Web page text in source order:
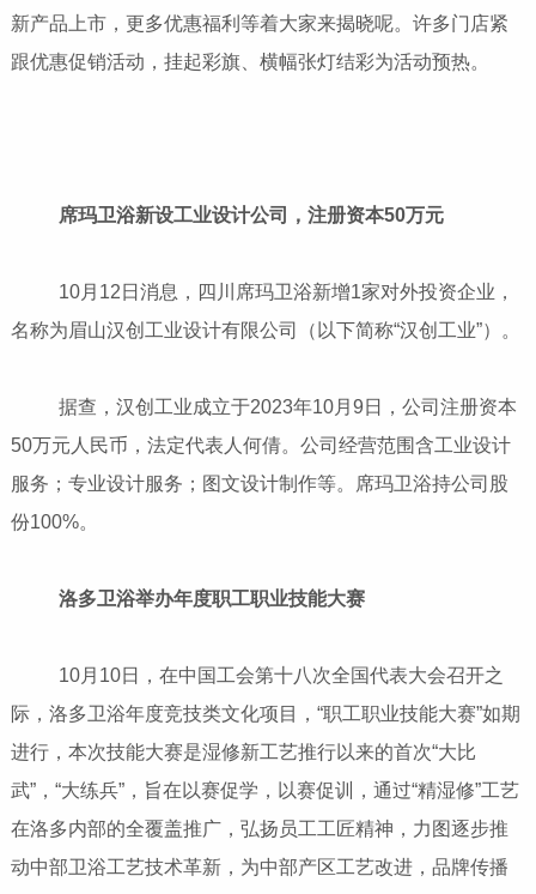
新产品上市，更多优惠福利等着大家来揭晓呢。许多门店紧
跟优惠促销活动，挂起彩旗、横幅张灯结彩为活动预热。
席玛卫浴新设工业设计公司，注册资本50万元
10月12日消息，四川席玛卫浴新增1家对外投资企业，
名称为眉山汉创工业设计有限公司（以下简称“汉创工业”）。
据查，汉创工业成立于2023年10月9日，公司注册资本
50万元人民币，法定代表人何倩。公司经营范围含工业设计
服务；专业设计服务；图文设计制作等。席玛卫浴持公司股
份100%。
洛多卫浴举办年度职工职业技能大赛
10月10日，在中国工会第十八次全国代表大会召开之
际，洛多卫浴年度竞技类文化项目，“职工职业技能大赛”如期
进行，本次技能大赛是湿修新工艺推行以来的首次“大比
武”，“大练兵”，旨在以赛促学，以赛促训，通过“精湿修”工艺
在洛多内部的全覆盖推广，弘扬员工工匠精神，力图逐步推
动中部卫浴工艺技术革新，为中部产区工艺改进，品牌传播